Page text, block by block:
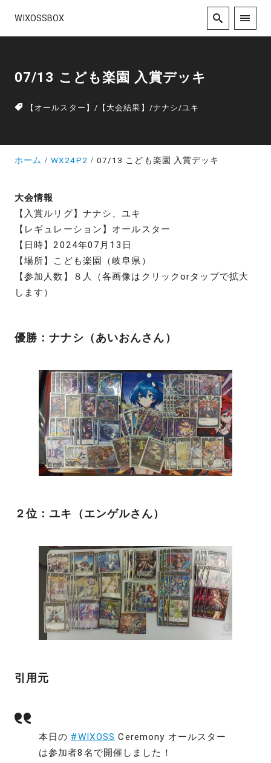
WIXOSSBOX
07/13 こども楽園 入賞デッキ
【オールスター】 / 【大会結果】 /ナナシ/ユキ
ホーム WX24P2 07/13 こども楽園 入賞デッキ
大会情報
【入賞ルリグ】ナナシ、ユキ
【レギュレーション】オールスター
【日時】2024年07月13日
【場所】こども楽園（岐阜県）
【参加人数】８人（各画像はクリックorタップで拡大
します）
優勝：ナナシ（あいおんさん）
２位：ユキ（エンゲルさん）
引用元
本日の #WIXOSS Ceremony オールスター
は参加者8名で開催しました！